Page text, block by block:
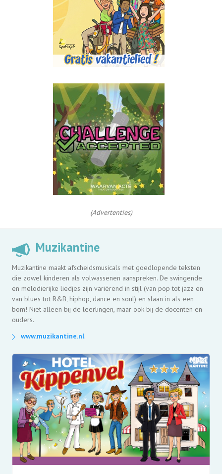
(Advertenties)
Muzikantine
Muzikantine maakt afscheidsmusicals met goedlopende teksten
die zowel kinderen als volwassenen aanspreken. De swingende
en melodierijke liedjes zijn variërend in stijl (van pop tot jazz en
van blues tot R&B, hiphop, dance en soul) en slaan in als een
bom! Niet alleen bij de leerlingen, maar ook bij de docenten en
ouders.
www.muzikantine.nl